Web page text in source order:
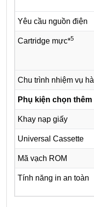
Yêu cầu nguồn điện
Cartridge mực*5
Chu trình nhiệm vụ
Phụ kiện chọn thêm
Khay nạp giấy
Universal Cassette
Mã vạch ROM
Tính năng in an toàn